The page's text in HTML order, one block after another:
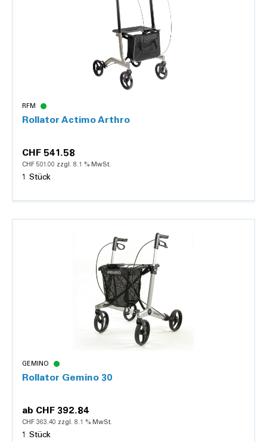
RFM
Rollator Actimo Arthro
CHF 541.58
CHF 501.00 zzgl. 8.1 % MwSt.
1 Stück
Details
GEMINO
Rollator Gemino 30
ab CHF 392.84
CHF 363.40 zzgl. 8.1 % MwSt.
1 Stück